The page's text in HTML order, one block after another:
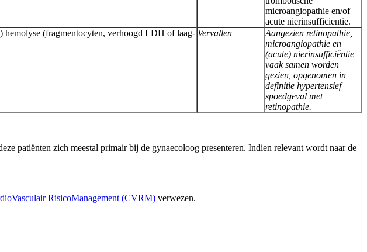
microangiopathie en/of
acute nierinsufficientie.
hemolyse (fragmentocyten, verhoogd LDH of laag- Vervallen
Aangezien retinopathie,
microangiopathie en
(acute) nierinsufficiëntie
vaak samen worden
gezien, opgenomen in
definitie hypertensief
spoedgeval met
retinopathie.
patiënten zich meestal primair bij de gynaecoloog presenteren. Indien relevant wordt naar de
RisicoManagement (CVRM) verwezen.